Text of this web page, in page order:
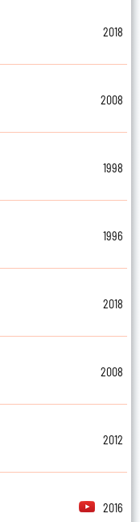
2018
2008
1998
1996
2018
2008
2012
2016